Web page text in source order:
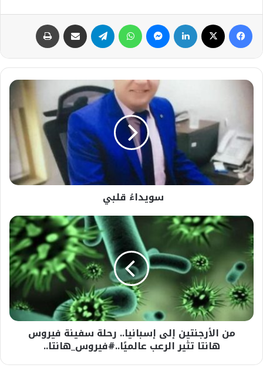
فيسبوك لينكدإن ماسنجر واتساب تيلقرام مشاركة عبر البريد
سويداءُ
سويداءُ قلبي
من
الأرجنتين
إلى
إسبانيا..
رحلة
سفينة
فيروس
هانتا
تثير
عالميًا..#فيروس_هانتا..
من الأرجنتين إلى إسبانيا.. رحلة سفينة فيروس
هانتا تثير الرعب عالميًا..#فيروس_هانتا..